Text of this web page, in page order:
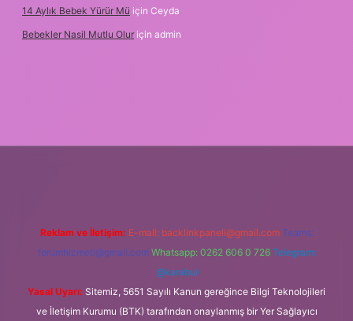
14 Aylık Bebek Yürür Mü için Ceyda
Bebekler Nasil Mutlu Olur için admin
Reklam ve İletişim: E-mail: backlinkpaneli@gmail.com Teams:
forumhizmeti@gmail.com Whatsapp: 0262 606 0 726 Telegram:
@karabul
Yasal Uyarı: Sitemiz, 5651 Sayılı Kanun gereğince Bilgi Teknolojileri
ve İletişim Kurumu (BTK) tarafından onaylanmış bir Yer Sağlayıcı